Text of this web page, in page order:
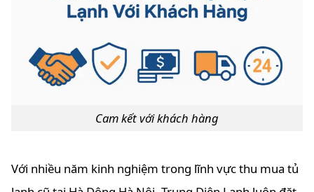
Cam kết với khách hàng
Với nhiều năm kinh nghiệm trong lĩnh vực thu mua tủ